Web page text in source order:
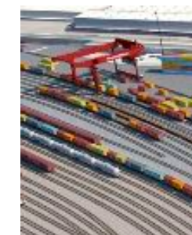
SPNV-Marktdaten
Bilanzen
Recht
Politik
Verbände: Wer spricht für
wen?
Marktplatz: Wer macht was?